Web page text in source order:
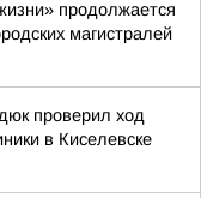
продолжается
магистралей
проверил ход
в Киселевске